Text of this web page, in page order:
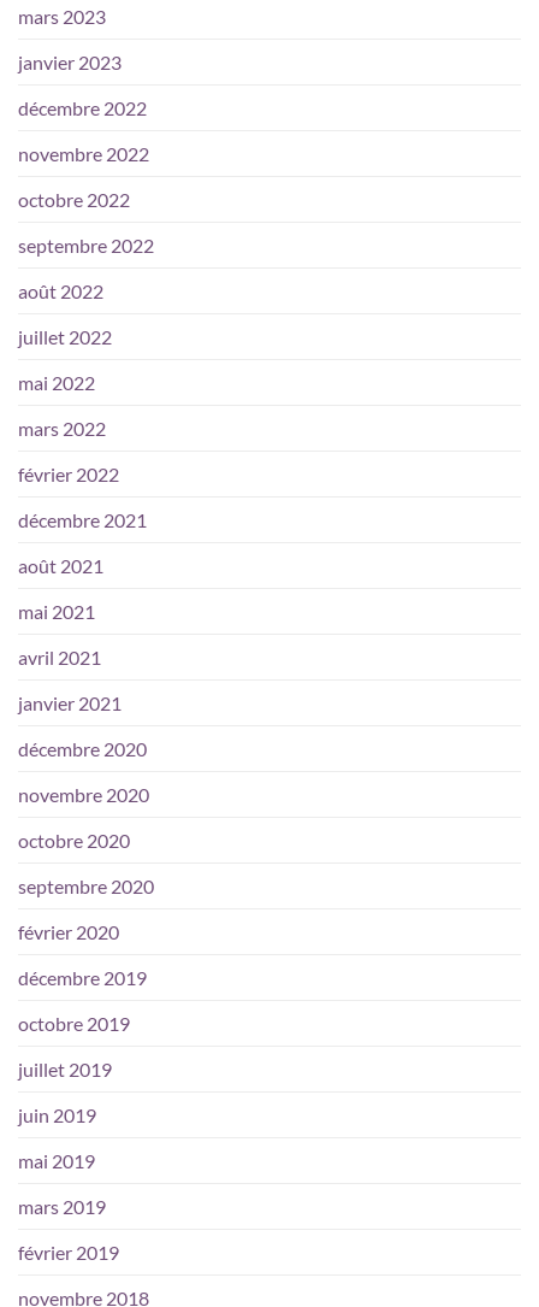
mars 2023
janvier 2023
décembre 2022
novembre 2022
octobre 2022
septembre 2022
août 2022
juillet 2022
mai 2022
mars 2022
février 2022
décembre 2021
août 2021
mai 2021
avril 2021
janvier 2021
décembre 2020
novembre 2020
octobre 2020
septembre 2020
février 2020
décembre 2019
octobre 2019
juillet 2019
juin 2019
mai 2019
mars 2019
février 2019
novembre 2018